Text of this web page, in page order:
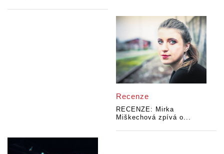
Recenze
RECENZE: Mirka
Miškechová zpívá o...